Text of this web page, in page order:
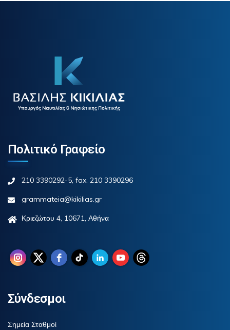
Πολιτικό Γραφείο
210 3390292-5, fax. 210 3390296
grammateia@kikilias.gr
Κριεζώτου 4, 10671, Αθήνα
Σύνδεσμοι
Σημεία Σταθμοί